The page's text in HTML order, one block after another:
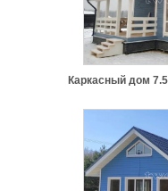
Каркасный дом